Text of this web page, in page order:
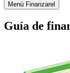
Menú Finanzarel
Guía de